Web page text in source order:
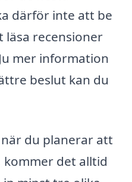
därför inte att be
läsa recensioner
mer information
beslut kan du
du planerar att
det alltid